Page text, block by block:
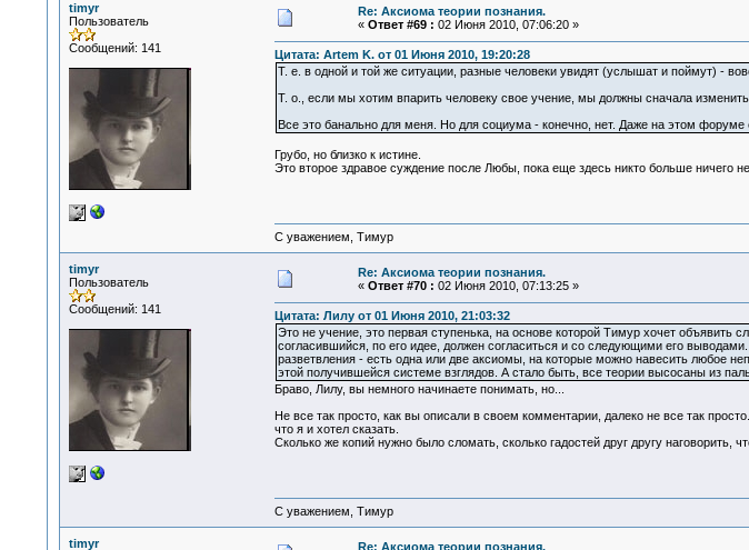
timyr
Пользователь
Сообщений: 141
Re: Аксиома теории познания.
« Ответ #69 : 02 Июня 2010, 07:06:20 »
Цитата: Artem K. от 01 Июня 2010, 19:20:28
Т. е. в одной и той же ситуации, разные человеки увидят (услышат и поймут) -
Т. о., если мы хотим впарить человеку свое учение, мы должны сначала
Все это банально для меня. Но для социума - конечно, нет. Даже на этом
Грубо, но близко к истине.
Это второе здравое суждение после Любы, пока еще здесь никто больше ничего
С уважением, Тимур
timyr
Пользователь
Сообщений: 141
Re: Аксиома теории познания.
« Ответ #70 : 02 Июня 2010, 07:13:25 »
Цитата: Лилу от 01 Июня 2010, 21:03:32
Это не учение, это первая ступенька, на основе которой Тимур хочет
согласившийся, по его идее, должен согласиться и со следующими его
разветвления - есть одна или две аксиомы, на которые можно навесить любое
этой получившейся системе взглядов. А стало быть, все теории высосаны из
Браво, Лилу, вы немного начинаете понимать, но...
Не все так просто, как вы описали в своем комментарии, далеко не все так
что я и хотел сказать.
Сколько же копий нужно было сломать, сколько гадостей друг другу наговорить,
С уважением, Тимур
timyr Re: Аксиома теории познания.